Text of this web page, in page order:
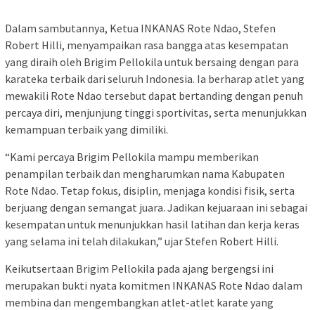
Dalam sambutannya, Ketua INKANAS Rote Ndao, Stefen
Robert Hilli, menyampaikan rasa bangga atas kesempatan
yang diraih oleh Brigim Pellokila untuk bersaing dengan para
karateka terbaik dari seluruh Indonesia. Ia berharap atlet yang
mewakili Rote Ndao tersebut dapat bertanding dengan penuh
percaya diri, menjunjung tinggi sportivitas, serta menunjukkan
kemampuan terbaik yang dimiliki.
“Kami percaya Brigim Pellokila mampu memberikan
penampilan terbaik dan mengharumkan nama Kabupaten
Rote Ndao. Tetap fokus, disiplin, menjaga kondisi fisik, serta
berjuang dengan semangat juara. Jadikan kejuaraan ini sebagai
kesempatan untuk menunjukkan hasil latihan dan kerja keras
yang selama ini telah dilakukan,” ujar Stefen Robert Hilli.
Keikutsertaan Brigim Pellokila pada ajang bergengsi ini
merupakan bukti nyata komitmen INKANAS Rote Ndao dalam
membina dan mengembangkan atlet-atlet karate yang